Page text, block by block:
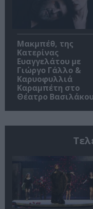
Μακμπέθ, της
Κατερίνας
Ευαγγελάτου με
Γιώργο Γάλλο &
Καρυοφυλλιά
Καραμπέτη στο
Θέατρο Βασιλάκου